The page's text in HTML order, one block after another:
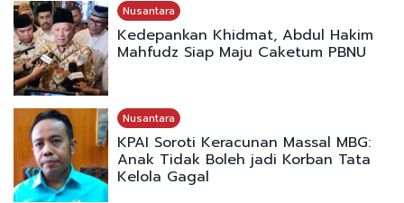
Nusantara
Kedepankan Khidmat, Abdul Hakim
Mahfudz Siap Maju Caketum PBNU
Nusantara
KPAI Soroti Keracunan Massal MBG:
Anak Tidak Boleh jadi Korban Tata
Kelola Gagal